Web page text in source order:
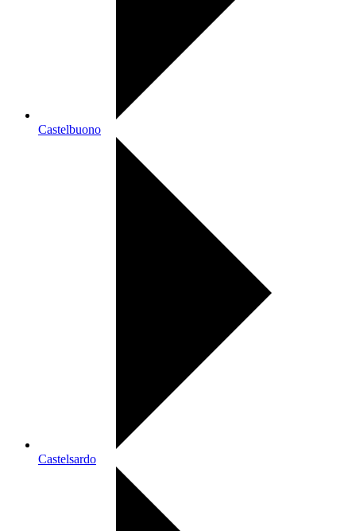
Castelbuono
Castelsardo